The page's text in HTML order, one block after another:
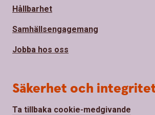
Hållbarhet
Samhällsengagemang
Jobba hos oss
Säkerhet och
Ta tillbaka cookie-medgivande